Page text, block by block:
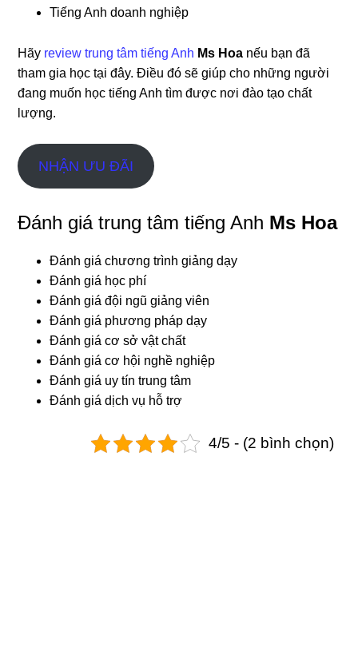
Tiếng Anh doanh nghiệp
Hãy review trung tâm tiếng Anh Ms Hoa nếu bạn đã
tham gia học tại đây. Điều đó sẽ giúp cho những người
đang muốn học tiếng Anh tìm được nơi đào tạo chất
lượng.
NHẬN ƯU ĐÃI
Đánh giá trung tâm tiếng Anh Ms Hoa
Đánh giá chương trình giảng dạy
Đánh giá học phí
Đánh giá đội ngũ giảng viên
Đánh giá phương pháp dạy
Đánh giá cơ sở vật chất
Đánh giá cơ hội nghề nghiệp
Đánh giá uy tín trung tâm
Đánh giá dịch vụ hỗ trợ
4/5 - (2 bình chọn)